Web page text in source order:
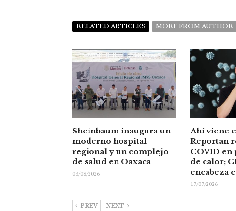
RELATED ARTICLES MORE FROM AUTHOR
Sheinbaum inaugura un
moderno hospital
regional y un complejo
de salud en Oaxaca
03/08/2026
Ahí viene
Reportan
COVID en
de calor;
encabeza
17/07/2026
PREV NEXT